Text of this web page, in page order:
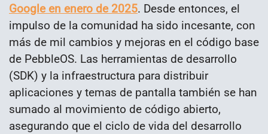
Google en enero de 2025. Desde entonces, el
impulso de la comunidad ha sido incesante, con
más de mil cambios y mejoras en el código base
de PebbleOS. Las herramientas de desarrollo
(SDK) y la infraestructura para distribuir
aplicaciones y temas de pantalla también se han
sumado al movimiento de código abierto,
asegurando que el ciclo de vida del desarrollo